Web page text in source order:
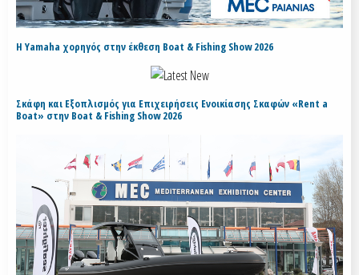
H Yamaha χορηγός στην έκθεση Boat & Fishing Show 2026
Σκάφη και Εξοπλισμός για Επιχειρήσεις Ενοικίασης Σκαφών «Rent a
Boat» στην Boat & Fishing Show 2026